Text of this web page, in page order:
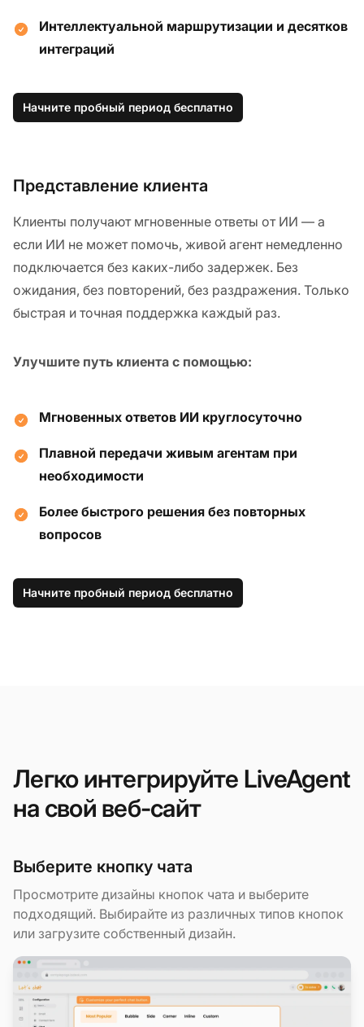
Интеллектуальной маршрутизации и десятков
интеграций
Начните пробный период бесплатно
Представление клиента
Клиенты получают мгновенные ответы от ИИ — а
если ИИ не может помочь, живой агент немедленно
подключается без каких-либо задержек. Без
ожидания, без повторений, без раздражения. Только
быстрая и точная поддержка каждый раз.
Улучшите путь клиента с помощью:
Мгновенных ответов ИИ круглосуточно
Плавной передачи живым агентам при
необходимости
Более быстрого решения без повторных
вопросов
Начните пробный период бесплатно
Легко интегрируйте LiveAgent
на свой веб-сайт
Выберите кнопку чата
Просмотрите дизайны кнопок чата и выберите
подходящий. Выбирайте из различных типов кнопок
или загрузите собственный дизайн.